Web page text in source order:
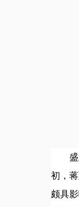
初，
颇具